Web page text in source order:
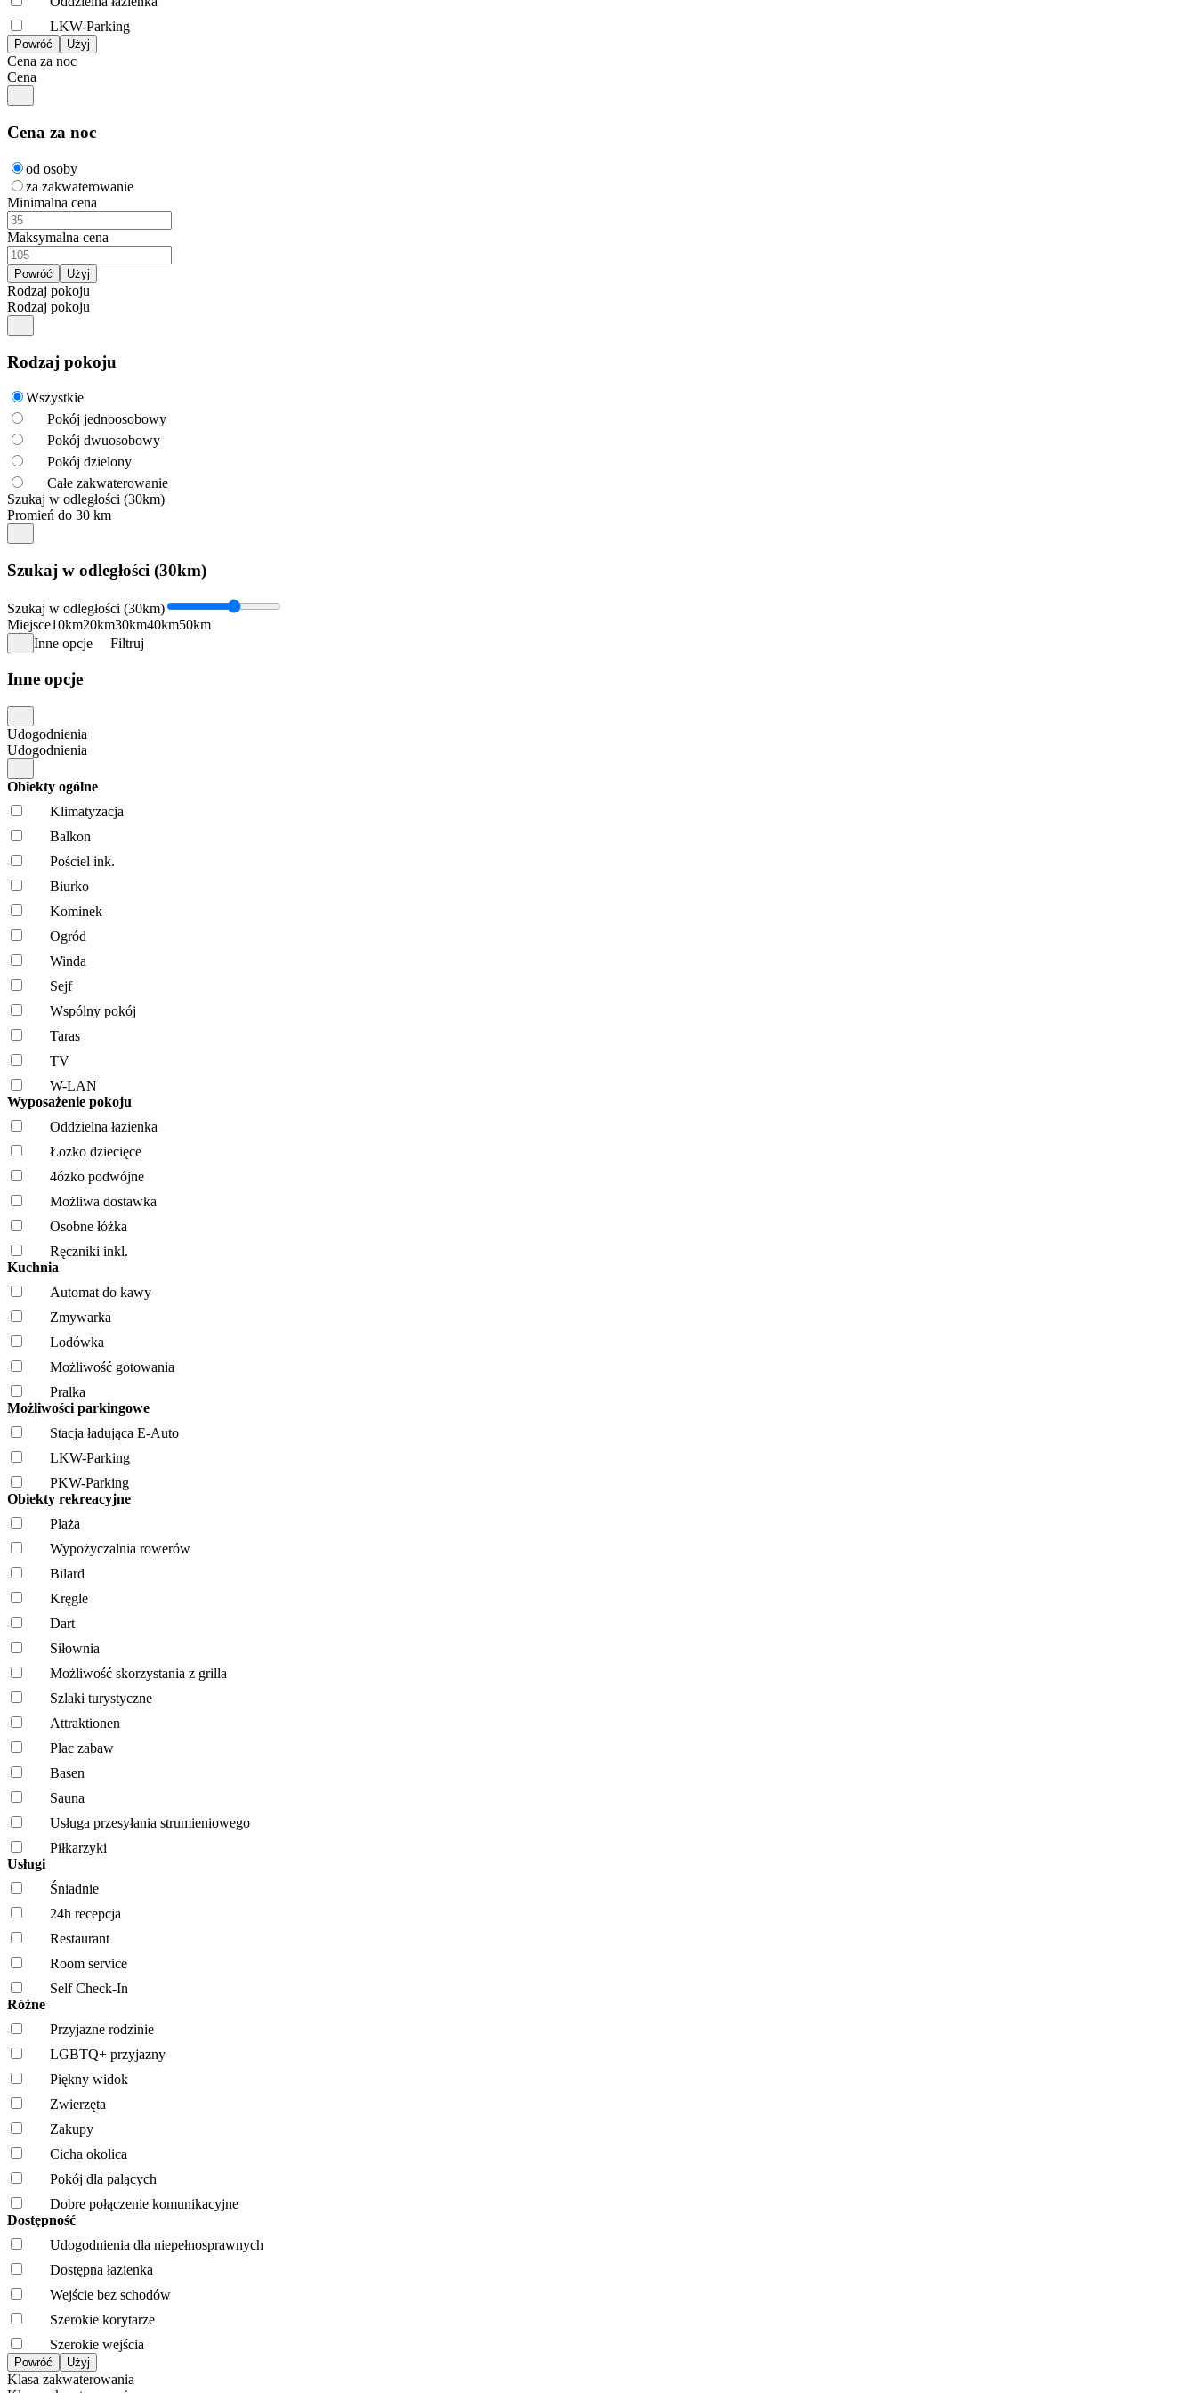
LKW-Parking
Cena za noc
Cena
Cena za noc
od osoby
za zakwaterowanie
Minimalna cena
Maksymalna cena
Rodzaj pokoju
Rodzaj pokoju
Rodzaj pokoju
Wszystkie
Pokój jednoosobowy
Pokój dwuosobowy
Pokój dzielony
Całe zakwaterowanie
Szukaj w odległości (30km)
Promień do 30 km
Szukaj w odległości (30km)
Szukaj w odległości (30km)
Miejsce10km20km30km40km50km
Inne opcje
Filtruj
Inne opcje
Udogodnienia
Udogodnienia
Obiekty ogólne
Klimatyzacja
Balkon
Pościel ink.
Biurko
Kominek
Ogród
Winda
Sejf
Wspólny pokój
Taras
TV
W-LAN
Wyposażenie pokoju
Oddzielna łazienka
Łożko dziecięce
4ózko podwójne
Możliwa dostawka
Osobne łóżka
Ręczniki inkl.
Kuchnia
Automat do kawy
Zmywarka
Lodówka
Możliwość gotowania
Pralka
Możliwości parkingowe
Stacja ładująca E-Auto
LKW-Parking
PKW-Parking
Obiekty rekreacyjne
Plaża
Wypożyczalnia rowerów
Bilard
Kręgle
Dart
Siłownia
Możliwość skorzystania z grilla
Szlaki turystyczne
Attraktionen
Plac zabaw
Basen
Sauna
Usługa przesyłania strumieniowego
Piłkarzyki
Usługi
Śniadnie
24h recepcja
Restaurant
Room service
Self Check-In
Różne
Przyjazne rodzinie
LGBTQ+ przyjazny
Piękny widok
Zwierzęta
Zakupy
Cicha okolica
Pokój dla palących
Dobre połączenie komunikacyjne
Dostępność
Udogodnienia dla niepełnosprawnych
Dostępna łazienka
Wejście bez schodów
Szerokie korytarze
Szerokie wejścia
Klasa zakwaterowania